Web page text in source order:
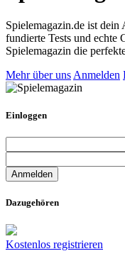
Spielemagazin.de ist
fundierte Tests und echte
Spielemagazin die
Mehr über uns Anmelden
Einloggen
Dazugehören
Kostenlos registrieren